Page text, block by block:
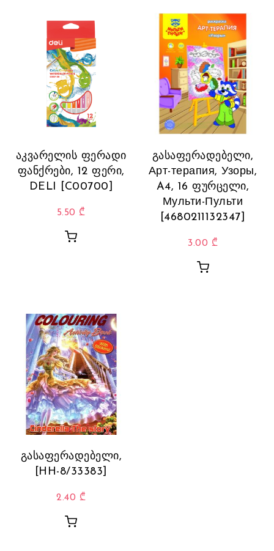
აკვარელის ფერადი
ფანქრები, 12 ფერი,
DELI [C00700]
5.50 ₾
გასაფერადებელი,
Арт-терапия, Узоры,
A4, 16 ფურცელი,
Мульти-Пульти
[4680211132347]
3.00 ₾
გასაფერადებელი,
[HH-8/33383]
2.40 ₾